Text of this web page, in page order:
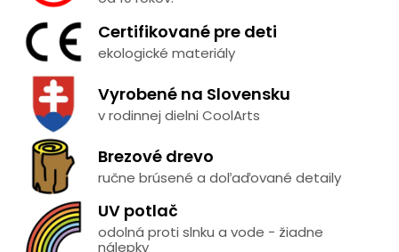
Certifikované pre deti
ekologické materiály
Vyrobené na Slovensku
v rodinnej dielni CoolArts
Brezové drevo
ručne brúsené a doľaďované detaily
UV potlač
odolná proti slnku a vode - žiadne
nálepky